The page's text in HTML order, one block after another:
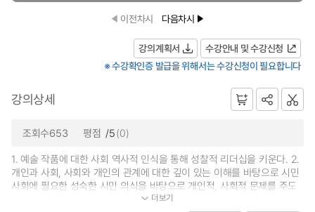
이전차시 다음차시
강의계획서
수강안내 및 수강신청
※ 수강확인증 발급을 위해서는 수강신청이 필요합니다
강의상세
조회수653 평점 /5(0)
1. 예술 작품에 대한 사회 역사적 인식을 통해 성찰적 리더십을 키운다. 2.
개인과 사회, 사회와 개인의 관계에 대한 깊이 있는 이해를 바탕으로 시민
사회에 필요한 성숙한 시민 의식을 바탕으로 개인적, 사회적 문제를 주도
적으로 해결해 나갈 수 있는 자기계...더보기